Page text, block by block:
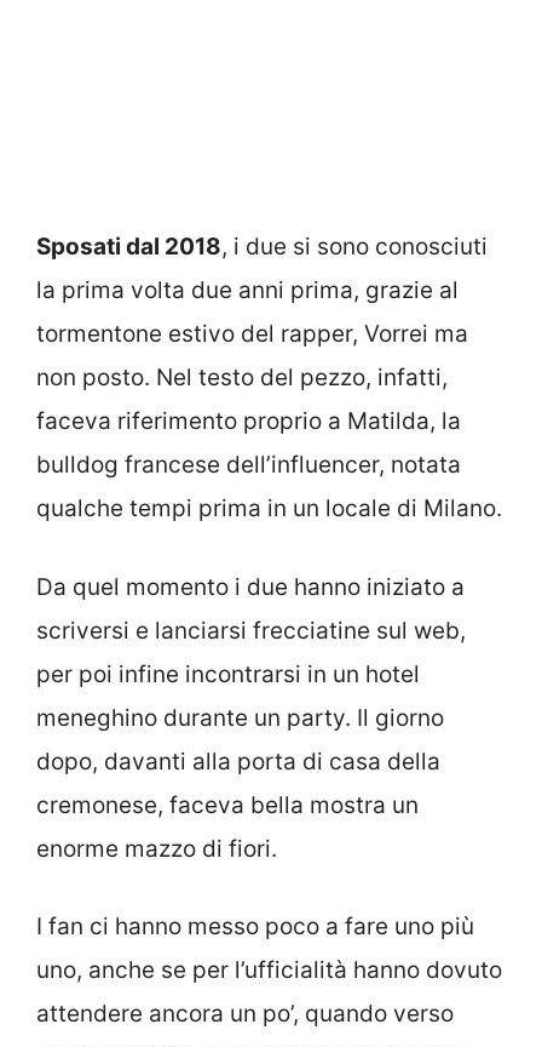
Sposati dal 2018, i due si sono conosciuti
la prima volta due anni prima, grazie al
tormentone estivo del rapper, Vorrei ma
non posto. Nel testo del pezzo, infatti,
faceva riferimento proprio a Matilda, la
bulldog francese dell’influencer, notata
qualche tempi prima in un locale di Milano.
Da quel momento i due hanno iniziato a
scriversi e lanciarsi frecciatine sul web,
per poi infine incontrarsi in un hotel
meneghino durante un party. Il giorno
dopo, davanti alla porta di casa della
cremonese, faceva bella mostra un
enorme mazzo di fiori.
I fan ci hanno messo poco a fare uno più
uno, anche se per l’ufficialità hanno dovuto
attendere ancora un po’, quando verso